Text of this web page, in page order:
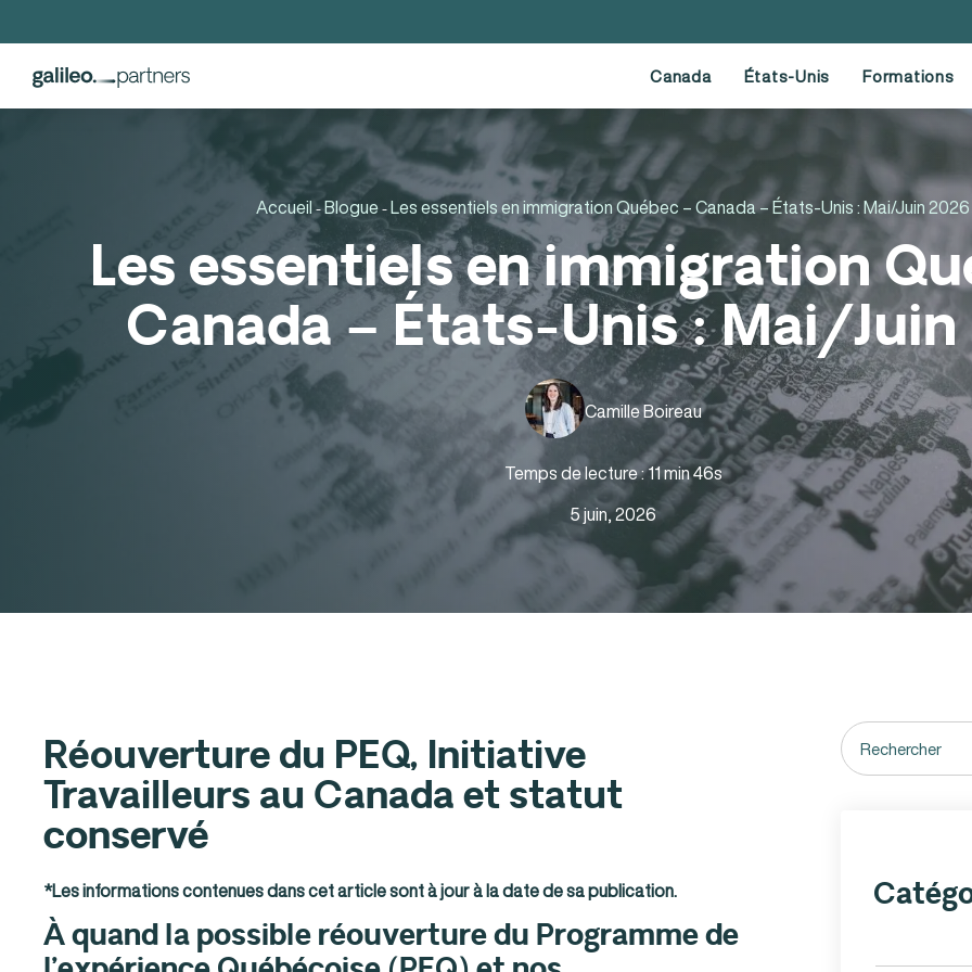
Canada États-Unis Formations
Accueil-Blogue-Les essentiels en immigration Québec – Canada – États-Unis : Mai/Juin 2026
Les essentiels en immigration
Canada – États-Unis : Mai/Juin
Camille Boireau
Temps de lecture : 11 min 46s
5 juin, 2026
Réouverture du PEQ, Initiative
Travailleurs au Canada et statut
conservé
*Les informations contenues dans cet article sont à jour à la date de sa publication.
À quand la possible réouverture du Programme de